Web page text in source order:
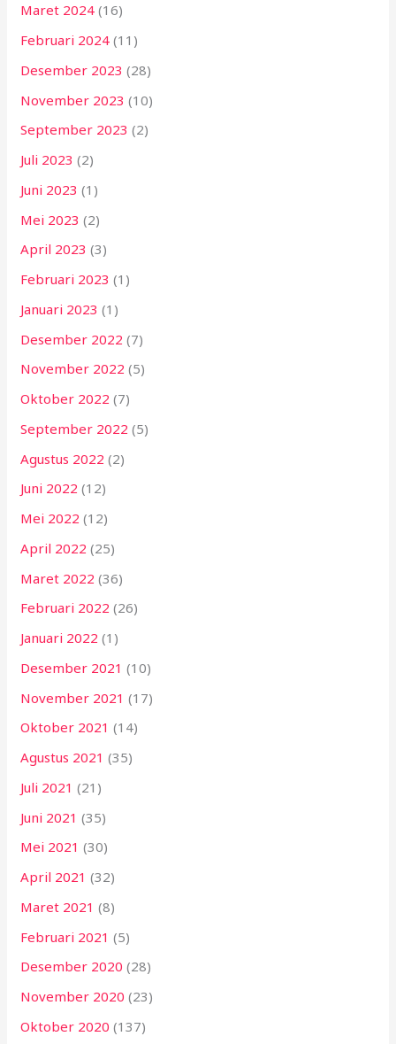
Maret 2024 (16)
Februari 2024 (11)
Desember 2023 (28)
November 2023 (10)
September 2023 (2)
Juli 2023 (2)
Juni 2023 (1)
Mei 2023 (2)
April 2023 (3)
Februari 2023 (1)
Januari 2023 (1)
Desember 2022 (7)
November 2022 (5)
Oktober 2022 (7)
September 2022 (5)
Agustus 2022 (2)
Juni 2022 (12)
Mei 2022 (12)
April 2022 (25)
Maret 2022 (36)
Februari 2022 (26)
Januari 2022 (1)
Desember 2021 (10)
November 2021 (17)
Oktober 2021 (14)
Agustus 2021 (35)
Juli 2021 (21)
Juni 2021 (35)
Mei 2021 (30)
April 2021 (32)
Maret 2021 (8)
Februari 2021 (5)
Desember 2020 (28)
November 2020 (23)
Oktober 2020 (137)